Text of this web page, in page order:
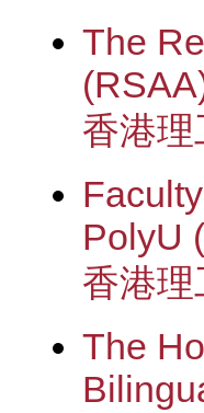
The
香港
PolyU
香港
The